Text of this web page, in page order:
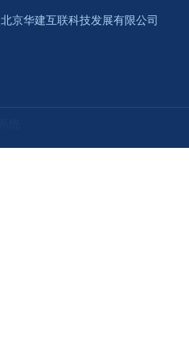
北京华建互联科技发展有限公司